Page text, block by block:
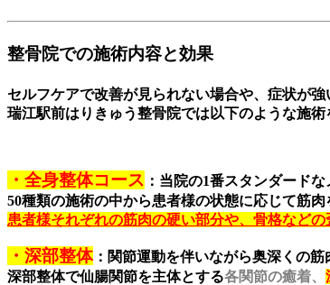
整骨院での施術内容と効果
セルフケアで改善が見られない場合や、症状が
瑞江駅前はりきゅう整骨院では以下のような施術
・全身整体コース ： 当院の1番スタンダードな
50種類の施術の中から患者様の状態に応じて筋肉
患者様それぞれの筋肉の硬い部分や、 骨格などの
・深部整体：関節運動を伴いながら奥深くの筋
深部整体で仙腸関節を主体とする各関節の癒着、